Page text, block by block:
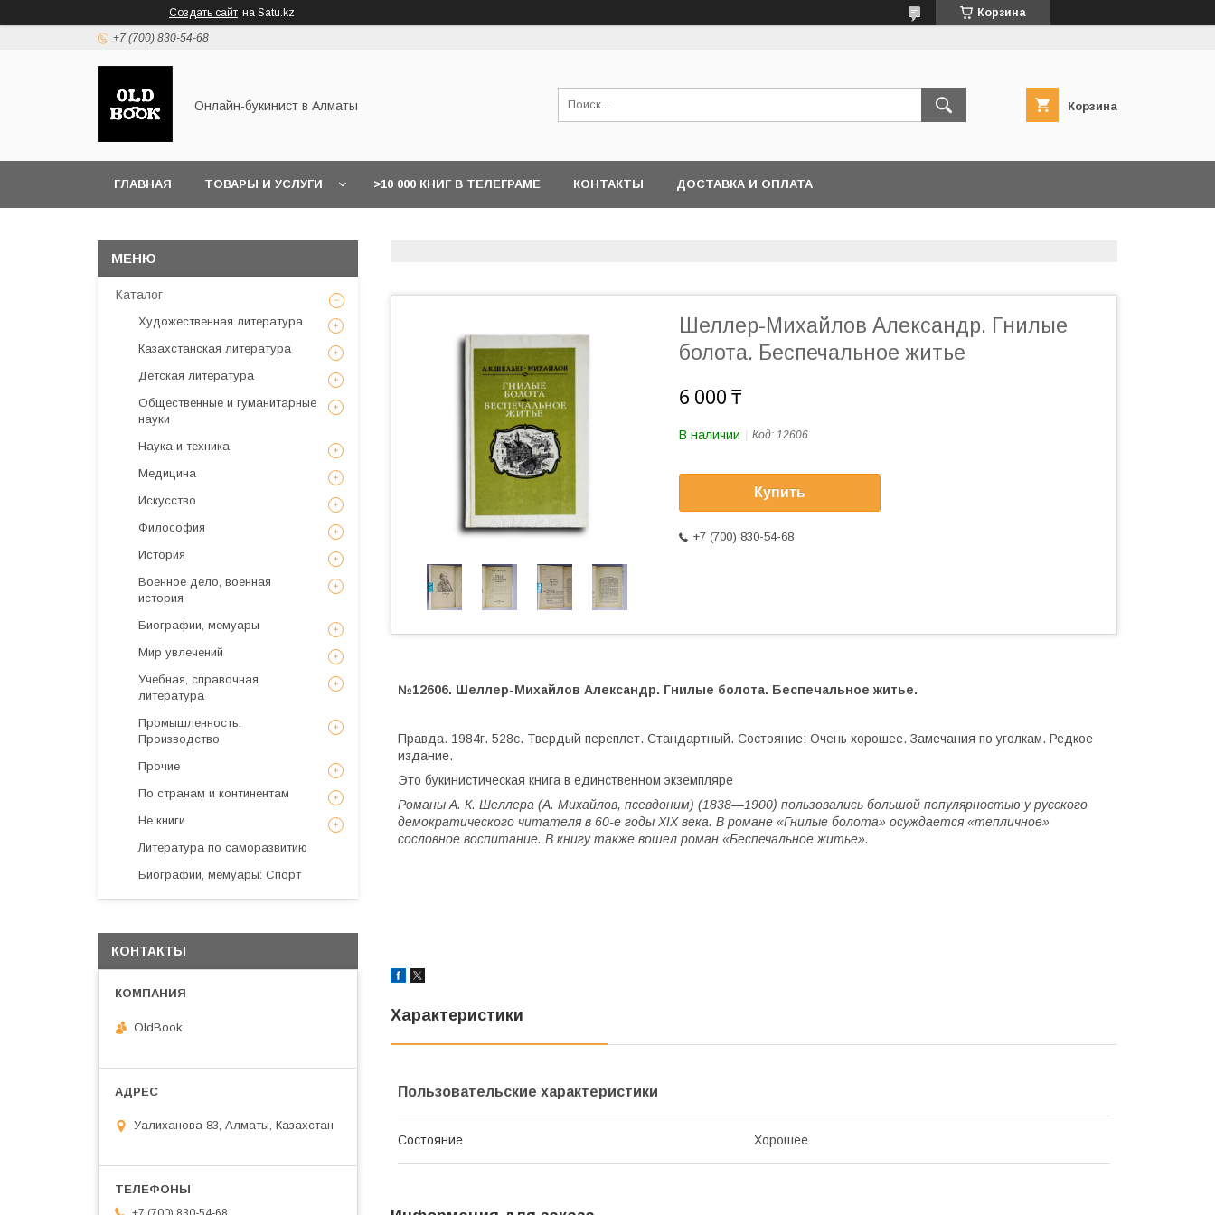
Создать сайт на Satu.kz Корзина
+7 (700) 830-54-68
Онлайн-букинист в Алматы Корзина
ГЛАВНАЯ ТОВАРЫ И УСЛУГИ >10 000 КНИГ В ТЕЛЕГРАМЕ КОНТАКТЫ ДОСТАВКА И ОПЛАТА
Шеллер-Михайлов Александр. Гнилые
болота. Беспечальное житье
6 000 ₸
В наличии Код: 12606
Купить
+7 (700) 830-54-68
№12606. Шеллер-Михайлов Александр. Гнилые болота. Беспечальное житье.
Правда. 1984г. 528с. Твердый переплет. Стандартный. Состояние: Очень хорошее. Замечания по уголкам. Редкое
издание.
Это букинистическая книга в единственном экземпляре
Романы А. К. Шеллера (А. Михайлов, псевдоним) (1838—1900) пользовались большой популярностью у русского
демократического читателя в 60-е годы ХIХ века. В романе «Гнилые болота» осуждается «тепличное»
сословное воспитание. В книгу также вошел роман «Беспечальное житье».
Характеристики
Пользовательские характеристики
Состояние Хорошее
Каталог
Художественная литература
Казахстанская литература
Детская литература
Общественные и гуманитарные
науки
Наука и техника
Медицина
Искусствo
Философия
История
Военное дело, военная
история
Биографии, мемуары
Мир увлечений
Учебная, справочная
литература
Промышленность.
Производство
Прочие
По странам и континентам
Не книги
Литература по саморазвитию
Биографии, мемуары: Спорт
КОНТАКТЫ
OldBook
Уалиханова 83, Алматы, Казахстан